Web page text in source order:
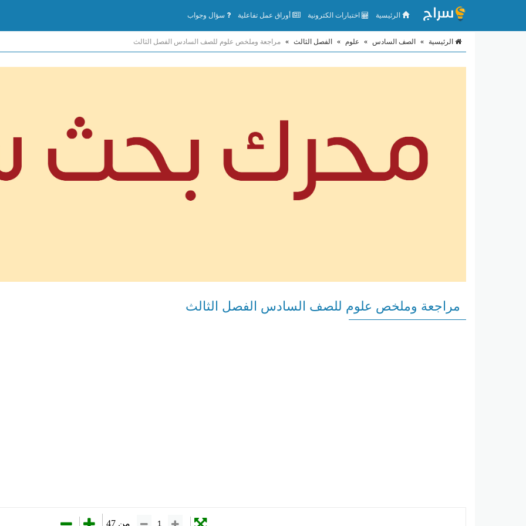
الرئيسية اختبارات الكترونية أوراق عمل تفاعلية سؤال وجواب
الرئيسية » الصف السادس » علوم » الفصل الثالث » مراجعة وملخص علوم للصف السادس الفصل الثالث
مراجعة وملخص علوم للصف السادس الفصل الثالث